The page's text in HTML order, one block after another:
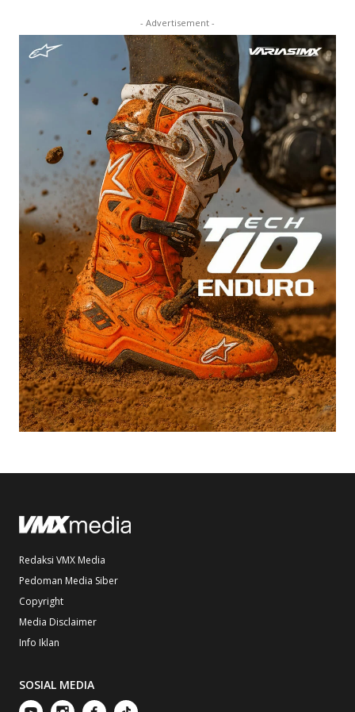
- Advertisement -
Redaksi VMX Media
Pedoman Media Siber
Copyright
Media Disclaimer
Info Iklan
SOSIAL MEDIA